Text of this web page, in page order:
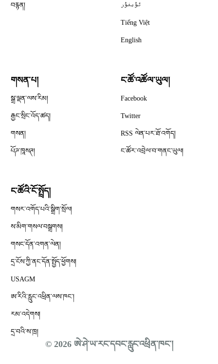
བརྙན། ئۇيغۇر
Tiếng Việt
English
གསན་པ།
སྒྲ་ལྡན་ལས་རིམ།
རྒྱང་སྲིང་འོད་ཚད།
གསན།
པོཌ་ཁཱསཊ།
ང་ཚོ་འཚོལ་ཡུལ།
Facebook
Twitter
RSS ལེན་པར་ཐོ་འགོད།
ང་ཚོར་འབྲེལ་བ་གནང་ཡུལ།
ང་ཚོའི་ངོ་སྤྲོད།
གསར་འགོད་པའི་སྒྲིག་སྲོལ།
ས་མིག་གསལ་བསྒྲགས།
གསང་དོན་འགན་ལེན།
དྲ་ངོས་ཀྱི་ནང་དོན་སྤྱོད་ཕྱོགས།
USAGM
ཨ་རིའི་རླུང་འཕྲིན་ལས་ཁང༌།
རམ་འདེགས།
དྲ་བའི་ས་ཁྲ།
© 2026 ཨེ་ཤེ་ཡ་རང་དབང་རླུང་འཕྲིན་ཁང་།